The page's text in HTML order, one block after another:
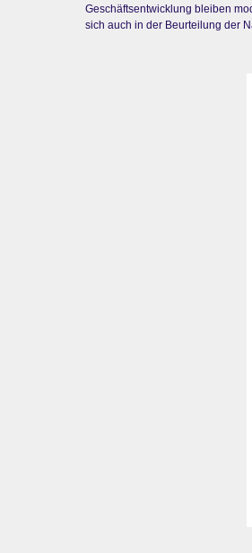
Geschäftsentwicklung bleiben
sich auch in der Beurteilung der